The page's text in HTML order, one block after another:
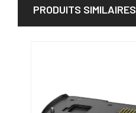
PRODUITS SIMILAIRES